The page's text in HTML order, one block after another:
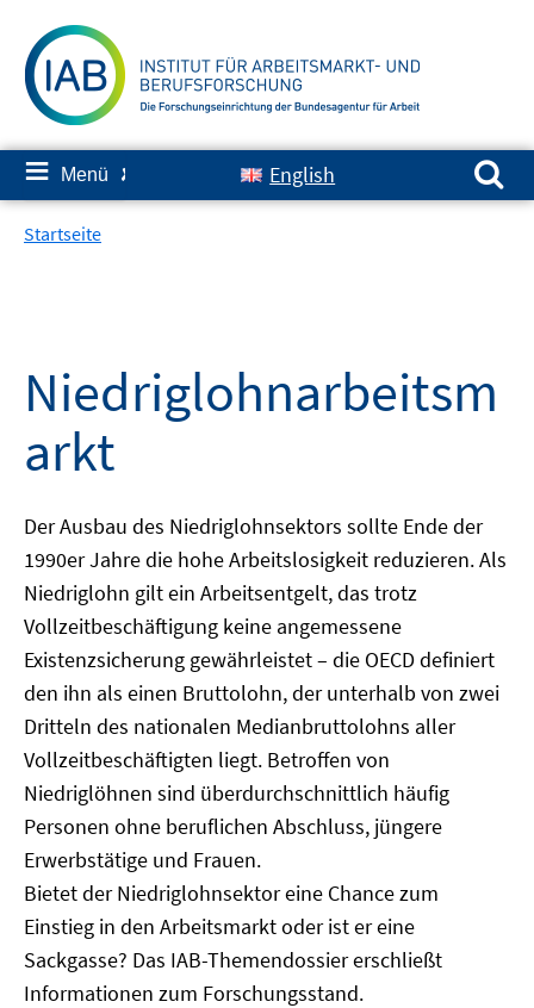
zum
Inhalt
≡ Menü ✘ English
Suchen nach:
Startseite
Niedriglohnarbeitsm
arkt
Der Ausbau des Niedriglohnsektors sollte Ende der
1990er Jahre die hohe Arbeitslosigkeit reduzieren. Als
Niedriglohn gilt ein Arbeitsentgelt, das trotz
Vollzeitbeschäftigung keine angemessene
Existenzsicherung gewährleistet – die OECD definiert
den ihn als einen Bruttolohn, der unterhalb von zwei
Dritteln des nationalen Medianbruttolohns aller
Vollzeitbeschäftigten liegt. Betroffen von
Niedriglöhnen sind überdurchschnittlich häufig
Personen ohne beruflichen Abschluss, jüngere
Erwerbstätige und Frauen.
Bietet der Niedriglohnsektor eine Chance zum
Einstieg in den Arbeitsmarkt oder ist er eine
Sackgasse? Das IAB-Themendossier erschließt
Informationen zum Forschungsstand.